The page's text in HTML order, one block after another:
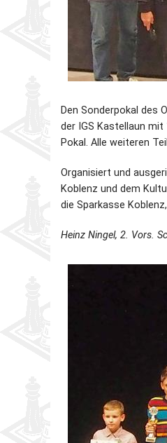
Den Sonderpokal des
der IGS Kastellaun
Pokal. Alle weiteren
Organisiert und
Koblenz und dem
die Sparkasse
Heinz Ningel, 2. Vors.